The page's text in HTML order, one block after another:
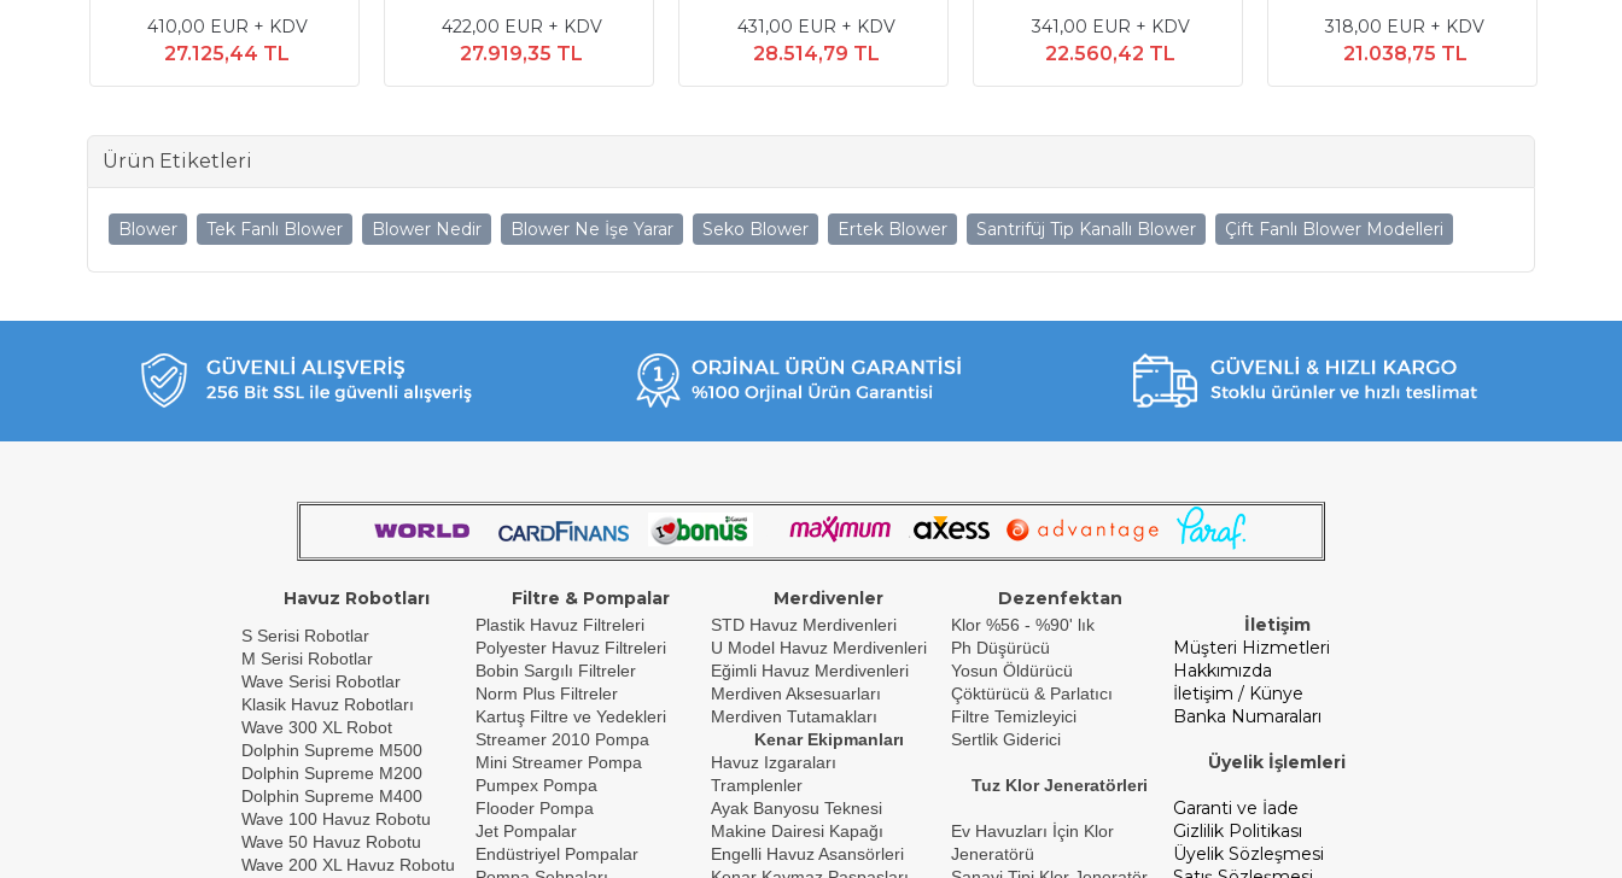
410,00 EUR + KDV
27.125,44 TL
422,00 EUR + KDV
27.919,35 TL
431,00 EUR + KDV
28.514,79 TL
341,00 EUR + KDV
22.560,42 TL
318,00 EUR + KDV
21.038,75 TL
Ürün Etiketleri
Blower Tek Fanlı Blower Blower Nedir Blower Ne İşe Yarar Seko Blower Ertek Blower Santrifüj Tip Kanallı Blower Çift Fanlı Blower Modelleri
Havuz Robotları Filtre & Pompalar Merdivenler Dezenfektan
S Serisi Robotlar
M Serisi Robotlar
Wave Serisi Robotlar
Klasik Havuz Robotları
Wave 300 XL Robot
Dolphin Supreme M500
Dolphin Supreme M200
Dolphin Supreme M400
Wave 100 Havuz Robotu
Wave 50 Havuz Robotu
Wave 200 XL Havuz Robotu
Plastik Havuz Filtreleri
Polyester Havuz Filtreleri
Bobin Sargılı Filtreler
Norm Plus Filtreler
Kartuş Filtre ve Yedekleri
Streamer 2010 Pompa
Mini Streamer Pompa
Pumpex Pompa
Flooder Pompa
Jet Pompalar
Endüstriyel Pompalar
STD Havuz Merdivenleri
U Model Havuz Merdivenleri
Eğimli Havuz Merdivenleri
Merdiven Aksesuarları
Merdiven Tutamakları
Kenar Ekipmanları
Havuz Izgaraları
Tramplenler
Ayak Banyosu Teknesi
Makine Dairesi Kapağı
Engelli Havuz Asansörleri
Klor %56 - %90' lık
Ph Düşürücü
Yosun Öldürücü
Çöktürücü & Parlatıcı
Filtre Temizleyici
Sertlik Giderici
Tuz Klor Jeneratörleri
Ev Havuzları İçin Klor
Jeneratörü
İletişim
Müşteri Hizmetleri
Hakkımızda
İletişim / Künye
Banka Numaraları
Üyelik İşlemleri
Garanti ve İade
Gizlilik Politikası
Üyelik Sözleşmesi